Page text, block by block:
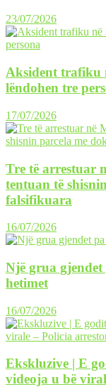
23/07/2026
Aksident trafiku
lëndohen tre
17/07/2026
Tre të arrestuar
tentuan të
falsifikuara
16/07/2026
Një grua
hetimet
16/07/2026
Ekskluzive | E
videoja u bë